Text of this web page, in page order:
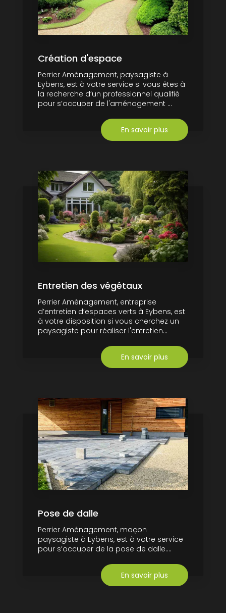
Création d'espace
Perrier Aménagement, paysagiste à
Eybens, est à votre service si vous êtes à
la recherche d’un professionnel qualifié
pour s’occuper de l'aménagement ...
En savoir plus
Entretien des végétaux
Perrier Aménagement, entreprise
d’entretien d’espaces verts à Eybens, est
à votre disposition si vous cherchez un
paysagiste pour réaliser l'entretien...
En savoir plus
Pose de dalle
Perrier Aménagement, maçon
paysagiste à Eybens, est à votre service
pour s’occuper de la pose de dalle....
En savoir plus